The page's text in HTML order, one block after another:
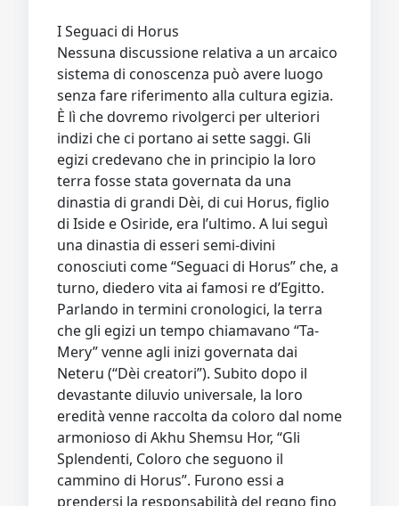
I Seguaci di Horus
Nessuna discussione relativa a un arcaico
sistema di conoscenza può avere luogo
senza fare riferimento alla cultura egizia.
È lì che dovremo rivolgerci per ulteriori
indizi che ci portano ai sette saggi. Gli
egizi credevano che in principio la loro
terra fosse stata governata da una
dinastia di grandi Dèi, di cui Horus, figlio
di Iside e Osiride, era l’ultimo. A lui seguì
una dinastia di esseri semi-divini
conosciuti come “Seguaci di Horus” che, a
turno, diedero vita ai famosi re d’Egitto.
Parlando in termini cronologici, la terra
che gli egizi un tempo chiamavano “Ta-
Mery” venne agli inizi governata dai
Neteru (“Dèi creatori”). Subito dopo il
devastante diluvio universale, la loro
eredità venne raccolta da coloro dal nome
armonioso di Akhu Shemsu Hor, “Gli
Splendenti, Coloro che seguono il
cammino di Horus”. Furono essi a
prendersi la responsabilità del regno fino